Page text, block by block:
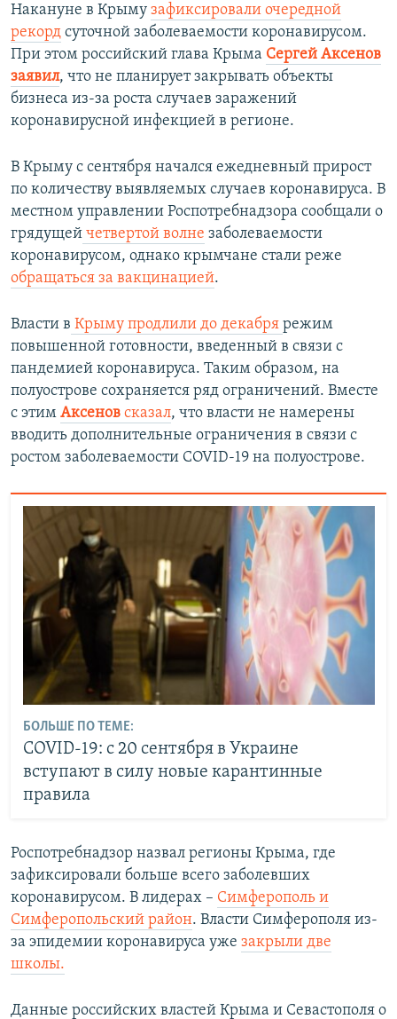
Накануне в Крыму зафиксировали очередной
рекорд суточной заболеваемости коронавирусом.
При этом российский глава Крыма Сергей Аксенов
заявил, что не планирует закрывать объекты
бизнеса из-за роста случаев заражений
коронавирусной инфекцией в регионе.
В Крыму с сентября начался ежедневный прирост
по количеству выявляемых случаев коронавируса. В
местном управлении Роспотребнадзора сообщали о
грядущей четвертой волне заболеваемости
коронавирусом, однако крымчане стали реже
обращаться за вакцинацией.
Власти в Крыму продлили до декабря режим
повышенной готовности, введенный в связи с
пандемией коронавируса. Таким образом, на
полуострове сохраняется ряд ограничений. Вместе
с этим Аксенов сказал, что власти не намерены
вводить дополнительные ограничения в связи с
ростом заболеваемости COVID-19 на полуострове.
БОЛЬШЕ ПО ТЕМЕ:
COVID-19: с 20 сентября в Украине
вступают в силу новые карантинные
правила
Роспотребнадзор назвал регионы Крыма, где
зафиксировали больше всего заболевших
коронавирусом. В лидерах – Симферополь и
Симферопольский район. Власти Симферополя из-
за эпидемии коронавируса уже закрыли две
школы.
Данные российских властей Крыма и Севастополя о